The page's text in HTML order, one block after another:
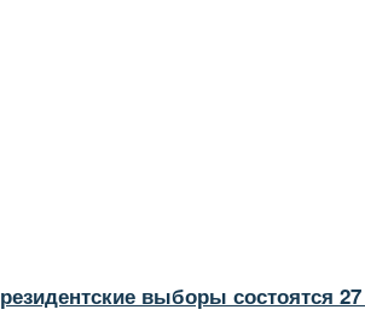
выборы состоятся 27